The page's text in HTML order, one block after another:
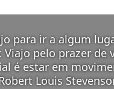
para ir a algum
Viajo pelo prazer de
é estar em
Louis